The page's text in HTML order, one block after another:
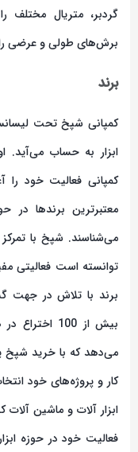
گردبر، متریال مختلف
برش‌های طولی و عرضی را
برند
کمپانی شپخ تحت
کمپانی فعالیت خود را
معتبرترین برندها در
می‌شناسند. شپخ با
توانسته است فعالیتی
برند با تلاش در جهت
بیش از 100
می‌دهد که با خرید شپخ
کار و پروژه‌های خود
ابزار آلات و ماشین
فعالیت خود در حوزه